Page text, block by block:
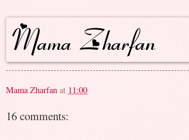
Mama Zharfan at 11:00
16 comments: